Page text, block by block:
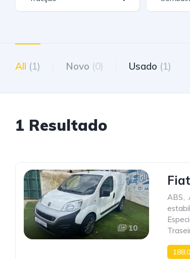
All (1) Novo (0) Usado (1)
1 Resultado
10
ABS,